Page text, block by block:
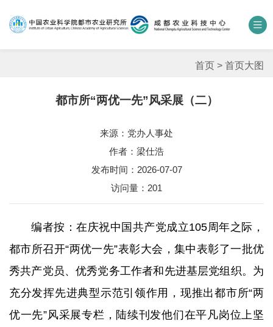
中国农业科学院 科研期刊
平台基地
研究生培养
成果转化
首页 > 首页大图
都市所“两优一先”风采展（二）
来源：党办人事处
作者：梁仕浩
发布时间：2026-07-07
访问量： 201
编者按：在庆祝中国共产党成立105周年之际，
都市所召开“两优一先”表彰大会，集中表彰了一批优
秀共产党员、优秀党务工作者和先进基层党组织。为
充分发挥先进典型示范引领作用，现推出都市所“两
优一先”风采展专栏，陆续刊发他们在平凡岗位上坚